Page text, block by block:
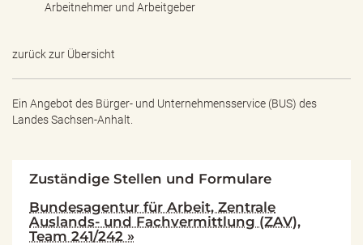
Arbeitnehmer und Arbeitgeber
zurück zur Übersicht
Ein Angebot des Bürger- und Unternehmensservice (BUS) des
Landes Sachsen-Anhalt.
Zuständige Stellen und Formulare
Bundesagentur für Arbeit, Zentrale
Auslands- und Fachvermittlung (ZAV),
Team 241/242 »